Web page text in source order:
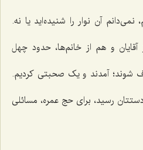
آن نوار را شنیده‌اید یا نه.
و هم از خانم‌ها، حدود چهل
شوند؛ آمدند و یک صحبتی کردیم.
رسید، برای حج عمره، مسائلی